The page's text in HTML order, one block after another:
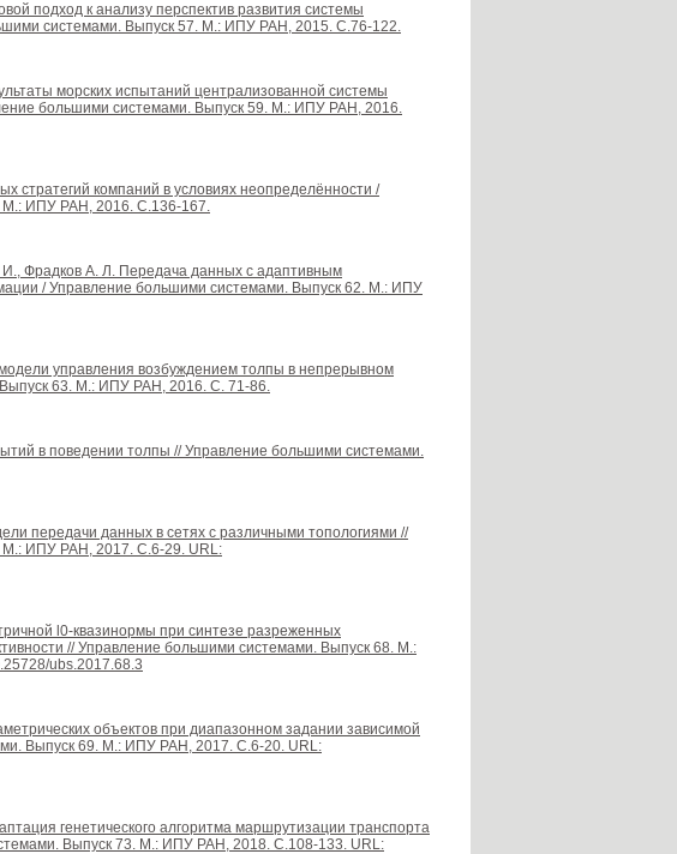
подход к анализу перспектив развития системы
системами. Выпуск 57. М.: ИПУ РАН, 2015. С.76-122.
морских испытаний централизованной системы
большими системами. Выпуск 59. М.: ИПУ РАН, 2016.
стратегий компаний в условиях неопределённости /
М.: ИПУ РАН, 2016. С.136-167.
Фрадков А. Л. Передача данных с адаптивным
/ Управление большими системами. Выпуск 62. М.: ИПУ
управления возбуждением толпы в непрерывном
63. М.: ИПУ РАН, 2016. С. 71-86.
в поведении толпы // Управление большими системами.
передачи данных в сетях с различными топологиями //
М.: ИПУ РАН, 2017. С.6-29. URL:
l0-квазинормы при синтезе разреженных
// Управление большими системами. Выпуск 68. М.:
ubs.2017.68.3
объектов при диапазонном задании зависимой
Выпуск 69. М.: ИПУ РАН, 2017. С.6-20. URL:
генетического алгоритма маршрутизации транспорта
Выпуск 73. М.: ИПУ РАН, 2018. С.108-133. URL: